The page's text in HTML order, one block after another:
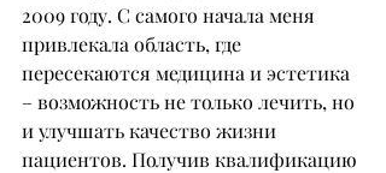
2009 году. С самого начала меня
привлекала область, где
пересекаются медицина и эстетика
– возможность не только лечить, но
и улучшать качество жизни
пациентов. Получив квалификацию